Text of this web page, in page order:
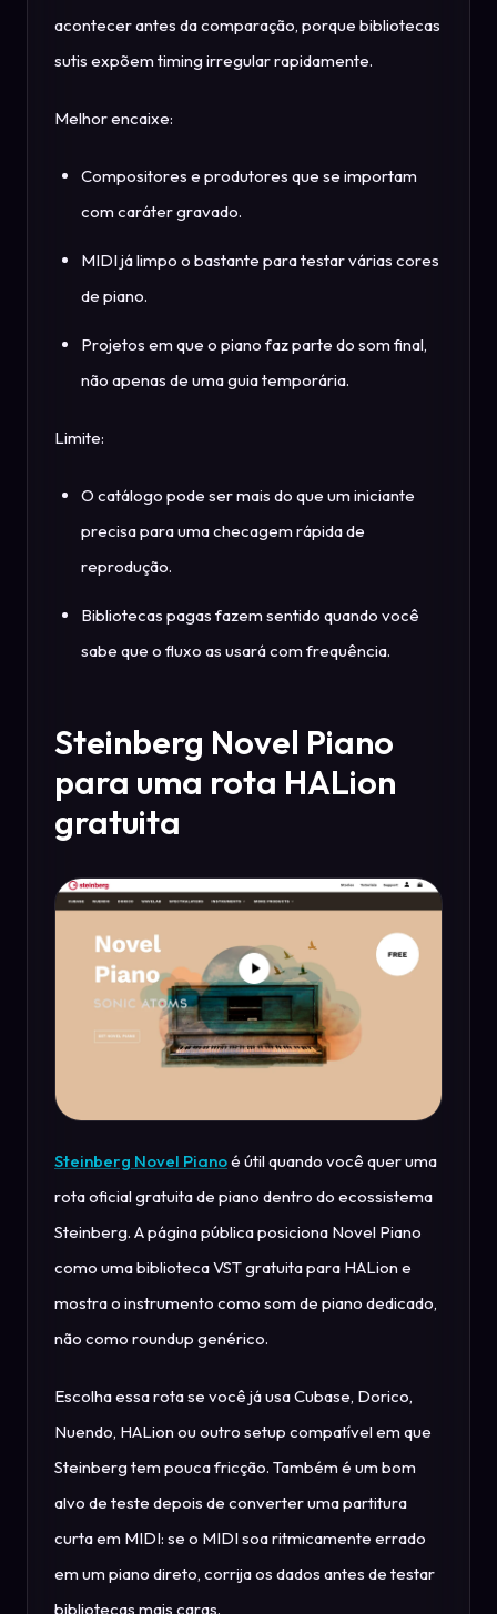
acontecer antes da comparação, porque bibliotecas
sutis expõem timing irregular rapidamente.
Melhor encaixe:
Compositores e produtores que se importam
com caráter gravado.
MIDI já limpo o bastante para testar várias cores
de piano.
Projetos em que o piano faz parte do som final,
não apenas de uma guia temporária.
Limite:
O catálogo pode ser mais do que um iniciante
precisa para uma checagem rápida de
reprodução.
Bibliotecas pagas fazem sentido quando você
sabe que o fluxo as usará com frequência.
Steinberg Novel Piano
para uma rota HALion
gratuita
Steinberg Novel Pianoé útil quando você quer uma
rota oficial gratuita de piano dentro do ecossistema
Steinberg. A página pública posiciona Novel Piano
como uma biblioteca VST gratuita para HALion e
mostra o instrumento como som de piano dedicado,
não como roundup genérico.
Escolha essa rota se você já usa Cubase, Dorico,
Nuendo, HALion ou outro setup compatível em que
Steinberg tem pouca fricção. Também é um bom
alvo de teste depois de converter uma partitura
curta em MIDI: se o MIDI soa ritmicamente errado
em um piano direto, corrija os dados antes de testar
bibliotecas mais caras.